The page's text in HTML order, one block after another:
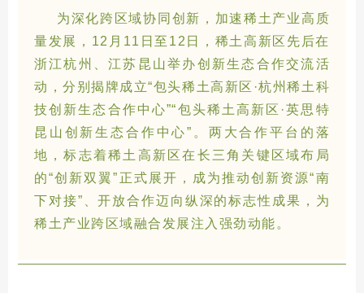
为深化跨区域协同创新，加速稀土产业高质
量发展，12月11日至12日，稀土高新区先后在
浙江杭州、江苏昆山举办创新生态合作交流活
动，分别揭牌成立“包头稀土高新区·杭州稀土科
技创新生态合作中心”“包头稀土高新区·英思特
昆山创新生态合作中心”。两大合作平台的落
地，标志着稀土高新区在长三角关键区域布局
的“创新双翼”正式展开，成为推动创新资源“南
下对接”、开放合作迈向纵深的标志性成果，为
稀土产业跨区域融合发展注入强劲动能。